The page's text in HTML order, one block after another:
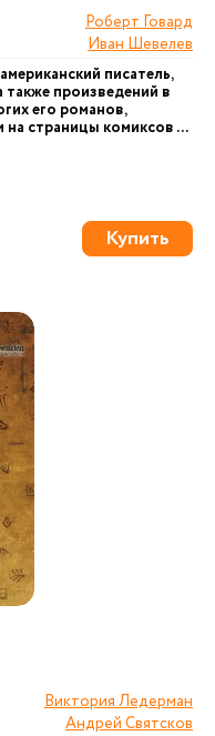
Роберт Говард
Иван Шевелев
писатель,
произведений в
его романов,
на страницы комиксов ...
Купить
Виктория Ледерман
Андрей Святсков